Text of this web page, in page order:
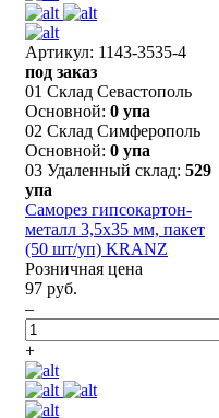
Артикул: 1143-3535-4
под заказ
01 Склад Севастополь
Основной: 0 упа
02 Склад Симферополь
Основной: 0 упа
03 Удаленный склад: 529
упа
Саморез гипсокартон-
металл 3,5х35 мм, пакет
(50 шт/уп) KRANZ
Розничная цена
97 руб.
–
+